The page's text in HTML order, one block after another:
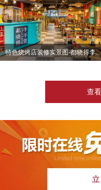
特色烧烤店装修实景图-
查